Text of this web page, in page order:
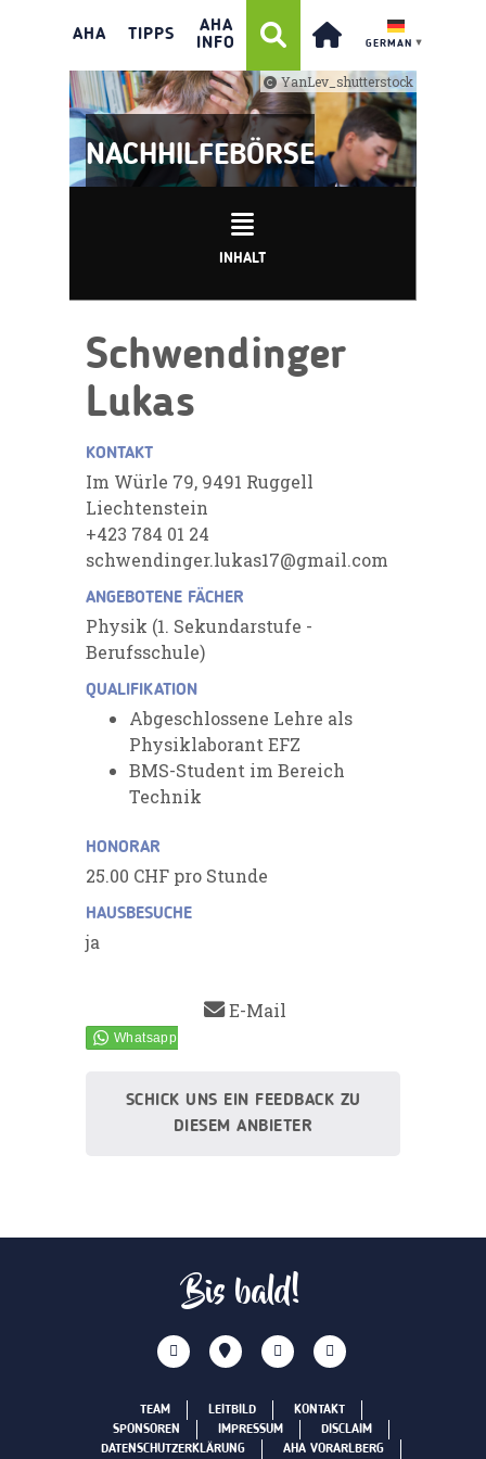
AHA TIPPS
AHA
INFO
GERMAN ▼
YanLev_shutterstock
NACHHILFEBÖRSE
INHALT
Schwendinger
Lukas
KONTAKT
Im Würle 79, 9491 Ruggell
Liechtenstein
+423 784 01 24
schwendinger.lukas17@gmail.com
ANGEBOTENE FÄCHER
Physik (1. Sekundarstufe -
Berufsschule)
QUALIFIKATION
Abgeschlossene Lehre als
Physiklaborant EFZ
BMS-Student im Bereich
Technik
HONORAR
25.00 CHF pro Stunde
HAUSBESUCHE
ja
E-Mail
SCHICK UNS EIN FEEDBACK ZU
DIESEM ANBIETER
Bis bald!
TEAM LEITBILD
KONTAKT
SPONSOREN
IMPRESSUM
DISCLAIM
DATENSCHUTZERKLÄRUNG
AHA VORARLBERG